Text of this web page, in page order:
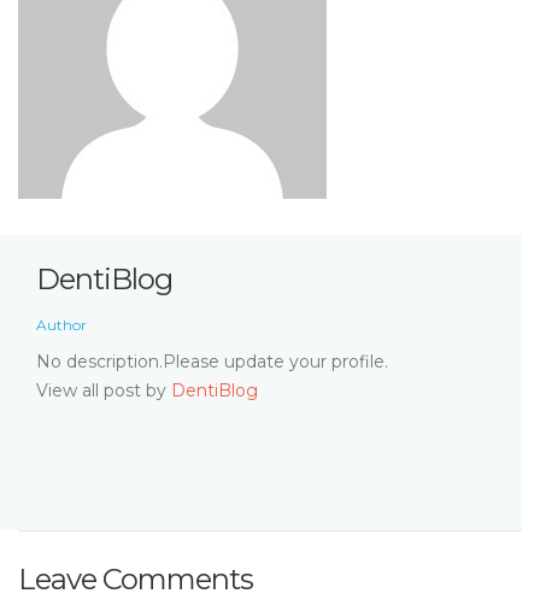
DentiBlog
Author
No description.Please update your profile.
View all post by DentiBlog
Leave Comments